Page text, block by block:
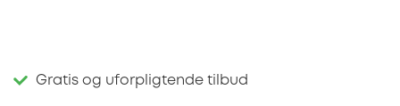
Gratis og uforpligtende tilbud